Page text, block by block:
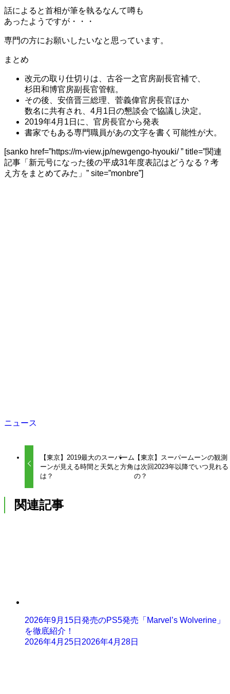
話によると首相が筆を執るなんて噂も
あったようですが・・・
専門の方にお願いしたいなと思っています。
まとめ
改元の取り仕切りは、古谷一之官房副長官補で、
杉田和博官房副長官管轄。
その後、安倍晋三総理、菅義偉官房長官ほか
数名に共有され、4月1日の懇談会で協議し決定。
2019年4月1日に、官房長官から発表
書家でもある専門職員があの文字を書く可能性が大。
[sanko href=”https://m-view.jp/newgengo-hyouki/ ” title=”関連
記事「新元号になった後の平成31年度表記はどうなる？考
え方をまとめてみた」” site=”monbre”]
ニュース
【東京】2019最大のスーパーム
ーンが見える時間と天気と方角
は？
【東京】スーパームーンの観測
は次回2023年以降でいつ見れる
の？
関連記事
2026年9月15日発売のPS5発売「Marvel’s Wolverine」
を徹底紹介！
2026年4月25日 2026年4月28日